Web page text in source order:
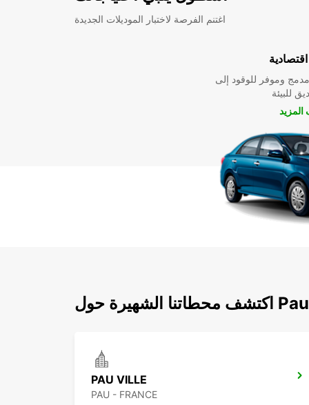
اغتنم الفرصة لاختبار الموديلات الجديدة
وموفر للوقود إلى
للبيئة
اكتشف محطاتنا الشهيرة حول Pau
PAU VILLE
PAU - FRANCE